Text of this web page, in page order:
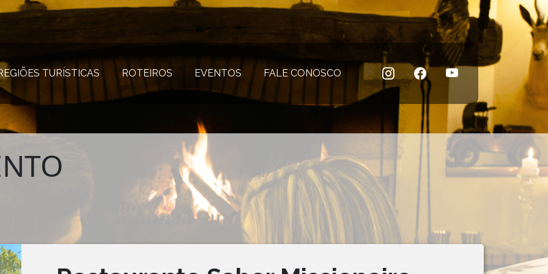
TURÍSTICAS (página atual)
ROTEIROS (página atual)
EVENTOS (página atual)
FALE CONOSCO (página atual)